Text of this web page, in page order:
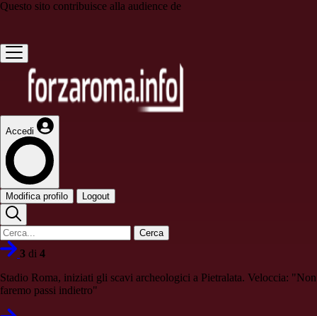
Questo sito contribuisce alla audience de
Accedi
Modifica profilo Logout
Cerca
3 di 4
Stadio Roma, iniziati gli scavi archeologici a Pietralata. Veloccia: "Non
faremo passi indietro"